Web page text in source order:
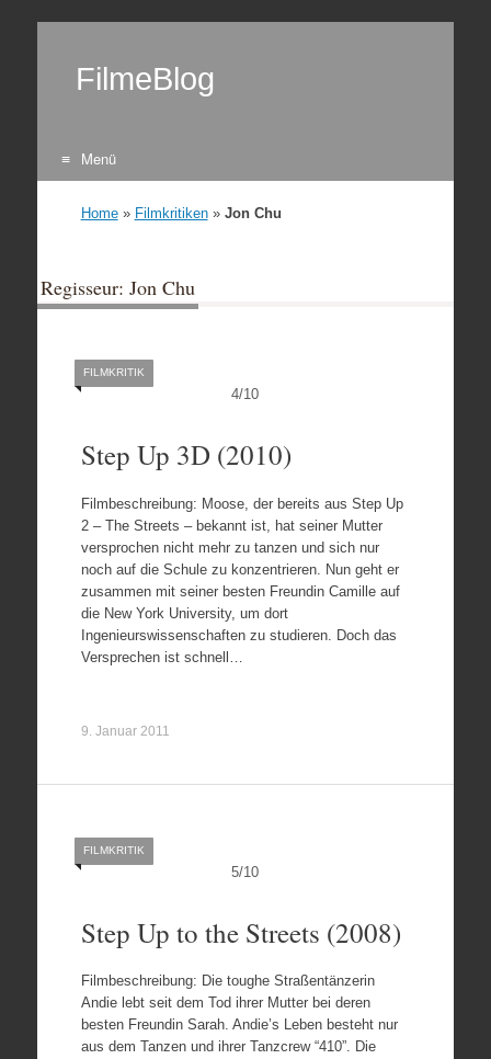
FilmeBlog
Menü
Home» Filmkritiken» Jon Chu
Regisseur: Jon Chu
4/10
FILMKRITIK
Step Up 3D (2010)
Filmbeschreibung: Moose, der bereits aus Step Up
2 – The Streets – bekannt ist, hat seiner Mutter
versprochen nicht mehr zu tanzen und sich nur
noch auf die Schule zu konzentrieren. Nun geht er
zusammen mit seiner besten Freundin Camille auf
die New York University, um dort
Ingenieurswissenschaften zu studieren. Doch das
Versprechen ist schnell…
9. Januar 2011
5/10
FILMKRITIK
Step Up to the Streets (2008)
Filmbeschreibung: Die toughe Straßentänzerin
Andie lebt seit dem Tod ihrer Mutter bei deren
besten Freundin Sarah. Andie’s Leben besteht nur
aus dem Tanzen und ihrer Tanzcrew “410”. Die